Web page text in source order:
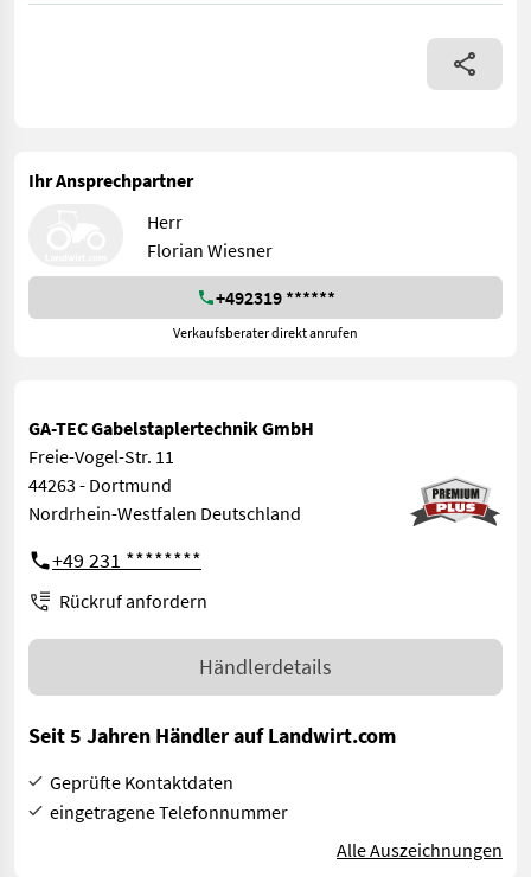
Ihr Ansprechpartner
Herr
Florian Wiesner
+492319 ******
Verkaufsberater direkt anrufen
GA-TEC Gabelstaplertechnik GmbH
Freie-Vogel-Str. 11
44263 - Dortmund
Nordrhein-Westfalen Deutschland
+49 231 ********
Rückruf anfordern
Händlerdetails
Seit 5 Jahren Händler auf Landwirt.com
Geprüfte Kontaktdaten
eingetragene Telefonnummer
Alle Auszeichnungen